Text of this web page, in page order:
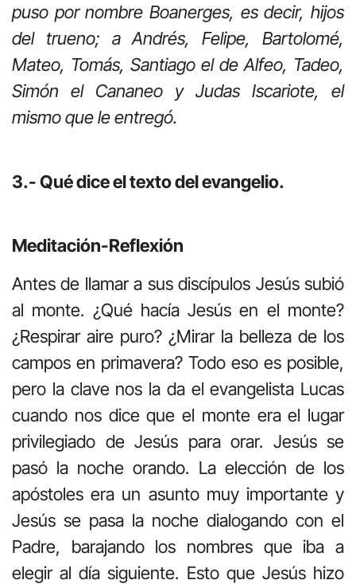
puso por nombre Boanerges, es decir, hijos
del trueno; a Andrés, Felipe, Bartolomé,
Mateo, Tomás, Santiago el de Alfeo, Tadeo,
Simón el Cananeo y Judas Iscariote, el
mismo que le entregó.
3.- Qué dice el texto del evangelio.
Meditación-Reflexión
Antes de llamar a sus discípulos Jesús subió
al monte. ¿Qué hacía Jesús en el monte?
¿Respirar aire puro? ¿Mirar la belleza de los
campos en primavera? Todo eso es posible,
pero la clave nos la da el evangelista Lucas
cuando nos dice que el monte era el lugar
privilegiado de Jesús para orar. Jesús se
pasó la noche orando. La elección de los
apóstoles era un asunto muy importante y
Jesús se pasa la noche dialogando con el
Padre, barajando los nombres que iba a
elegir al día siguiente. Esto que Jesús hizo